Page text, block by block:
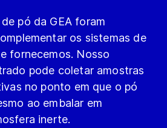
pó da GEA foram
os sistemas de
fornecemos. Nosso
pode coletar amostras
no ponto em que o pó
ao embalar em
inerte.